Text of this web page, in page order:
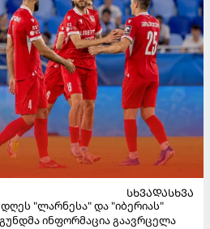
ᲡᲮᲕᲐᲓᲐᲡᲮᲕᲐ
"ლარნესა" და "იბერიას"
ინფორმაცია გაავრცელა